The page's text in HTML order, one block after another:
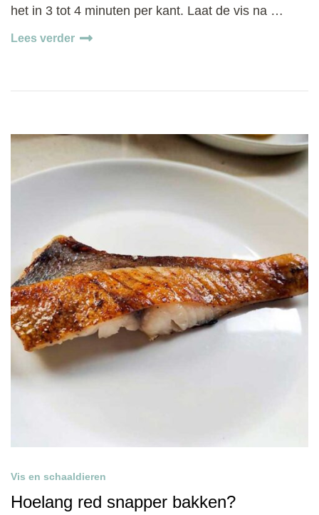
het in 3 tot 4 minuten per kant. Laat de vis na …
Lees verder
Vis en schaaldieren
Hoelang red snapper bakken?